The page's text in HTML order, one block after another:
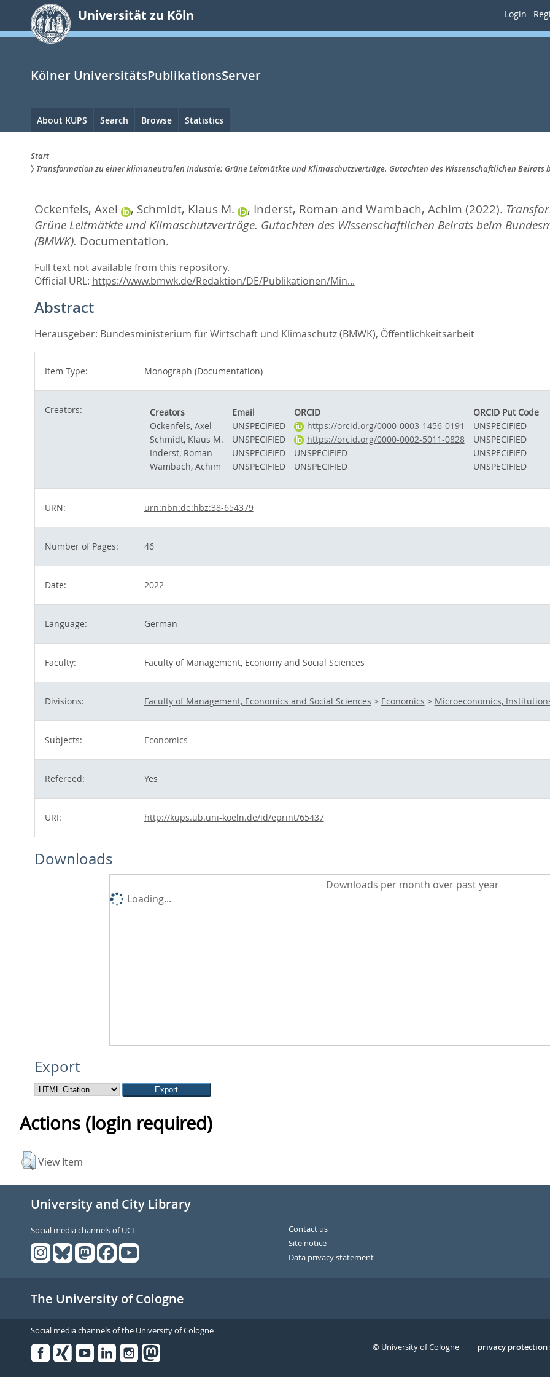
springen
Universität zu Köln Login
Kölner UniversitätsPublikationsServer
Hauptnavigation
About KUPS Search Browse Statistics
Sie
sind
hier:
Start
Transformation zu einer klimaneutralen Industrie: Grüne Leitmätkte und Klimaschutzverträge. Gutachten des Wissenschaftlichen
Ockenfels, Axel , Schmidt, Klaus M. , Inderst, Roman and Wambach, Achim (2022).
Grüne Leitmätkte und Klimaschutzverträge. Gutachten des Wissenschaftlichen Beirats beim
(BMWK). Documentation.
Full text not available from this repository.
Official URL: https://www.bmwk.de/Redaktion/DE/Publikationen/Min...
Abstract
Herausgeber: Bundesministerium für Wirtschaft und Klimaschutz (BMWK), Öffentlichkeitsarbeit
Item Type: Monograph (Documentation)
Creators: Creators Email ORCID
ORCID Put Code
Ockenfels, Axel
UNSPECIFIED https://orcid.org/0000-0003-1456-0191
UNSPECIFIED
Schmidt, Klaus M.
UNSPECIFIED https://orcid.org/0000-0002-5011-0828
UNSPECIFIED
Inderst, Roman
UNSPECIFIED UNSPECIFIED
UNSPECIFIED
Wambach, Achim
UNSPECIFIED UNSPECIFIED UNSPECIFIED
URN: urn:nbn:de:hbz:38-654379
Number of Pages: 46
Date: 2022
Language: German
Faculty: Faculty of Management, Economy and Social Sciences
Divisions: Faculty of Management, Economics and Social Sciences > Economics > Microeconomics,
Subjects: Economics
Refereed: Yes
URI: http://kups.ub.uni-koeln.de/id/eprint/65437
Downloads
Downloads per month over past year
Loading...
Export
Actions (login required)
View Item
University and City Library
Social media channels of UCL
Contact us
Site notice
Data privacy statement
The University of Cologne
Social media channels of the University of Cologne
Serivce
privacy protection
© University of Cologne